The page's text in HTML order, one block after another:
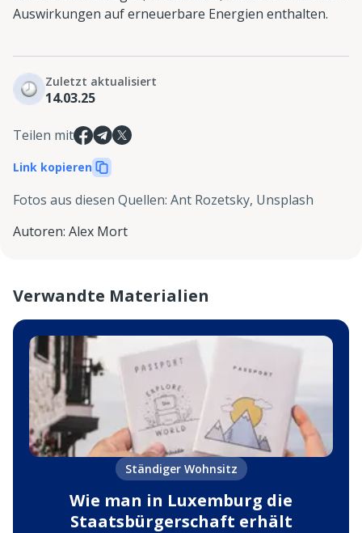
Auswirkungen auf erneuerbare Energien enthalten.
Zuletzt aktualisiert
14.03.25
Teilen mit
Link kopieren
Fotos aus diesen Quellen: Ant Rozetsky, Unsplash
Autoren: Alex Mort
Verwandte Materialien
Ständiger Wohnsitz
Wie man in Luxemburg die
Staatsbürgerschaft erhält